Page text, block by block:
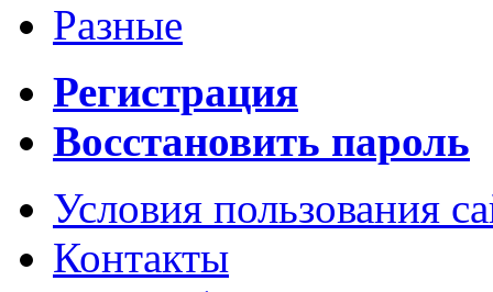
Разные
Регистрация
Восстановить пароль
Условия пользования
Контакты